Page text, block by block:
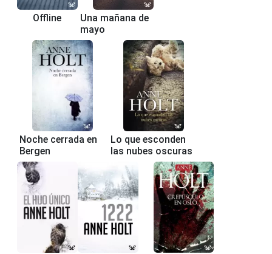
Offline
Una mañana de
mayo
Noche cerrada en
Bergen
Lo que esconden
las nubes oscuras